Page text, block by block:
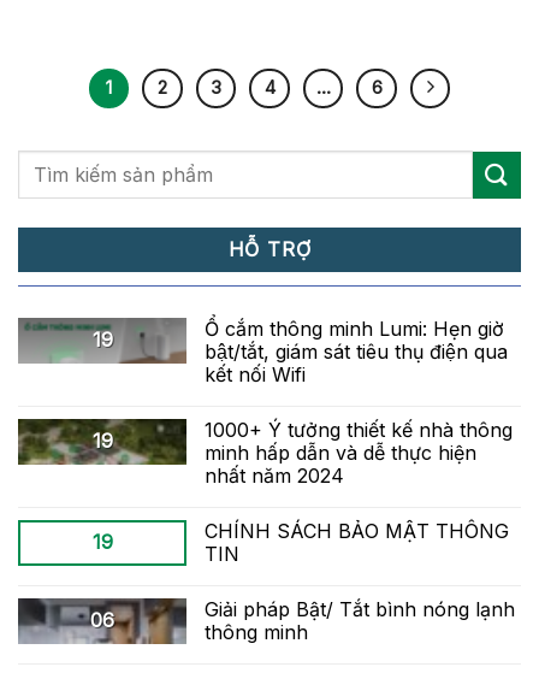
1 2 3 4 … 6
HỖ TRỢ
19
Ổ cắm thông minh Lumi: Hẹn giờ
bật/tắt, giám sát tiêu thụ điện qua
kết nối Wifi
19
1000+ Ý tưởng thiết kế nhà thông
minh hấp dẫn và dễ thực hiện
nhất năm 2024
19
CHÍNH SÁCH BẢO MẬT THÔNG
TIN
06
Giải pháp Bật/ Tắt bình nóng lạnh
thông minh